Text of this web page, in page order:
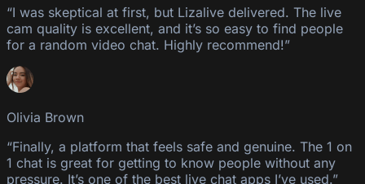
“I was skeptical at first, but Lizalive delivered. The live
cam quality is excellent, and it’s so easy to find people
for a random video chat. Highly recommend!”
Olivia Brown
“Finally, a platform that feels safe and genuine. The 1 on
1 chat is great for getting to know people without any
pressure. It’s one of the best live chat apps I’ve used.”